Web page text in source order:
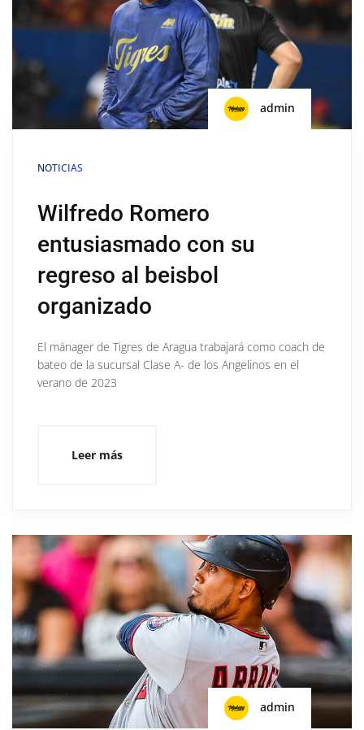
admin
NOTICIAS
Wilfredo Romero
entusiasmado con su
regreso al beisbol
organizado
El mánager de Tigres de Aragua trabajará como coach de
bateo de la sucursal Clase A- de los Angelinos en el
verano de 2023
Leer más
admin